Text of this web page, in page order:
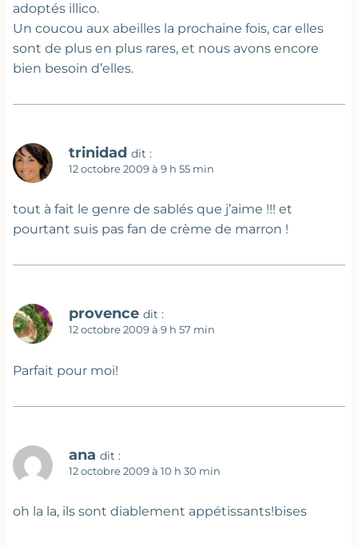
adoptés illico.
Un coucou aux abeilles la prochaine fois, car elles
sont de plus en plus rares, et nous avons encore
bien besoin d’elles.
trinidad dit :
12 octobre 2009 à 9 h 55 min
tout à fait le genre de sablés que j’aime !!! et
pourtant suis pas fan de crème de marron !
provence dit :
12 octobre 2009 à 9 h 57 min
Parfait pour moi!
ana dit :
12 octobre 2009 à 10 h 30 min
oh la la, ils sont diablement appétissants!bises